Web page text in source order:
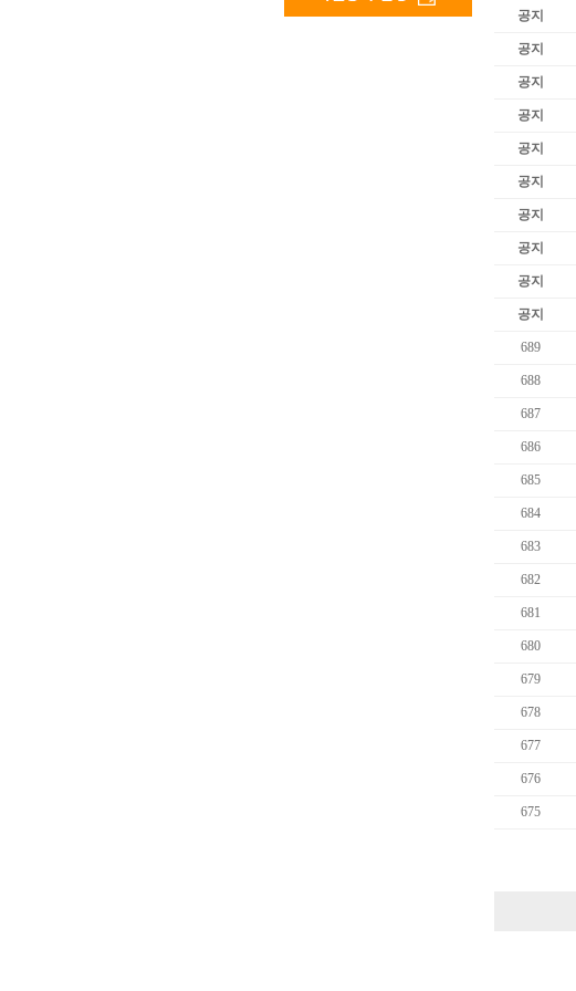
공지
공지
공지
공지
공지
공지
공지
공지
공지
공지
689
688
687
686
685
684
683
682
681
680
679
678
677
676
675